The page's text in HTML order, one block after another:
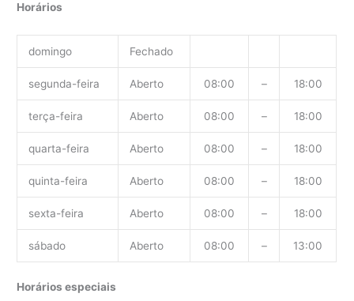
Horários
domingo Fechado
segunda-feira Aberto 08:00 – 18:00
terça-feira Aberto 08:00 – 18:00
quarta-feira Aberto 08:00 – 18:00
quinta-feira Aberto 08:00 – 18:00
sexta-feira Aberto 08:00 – 18:00
sábado Aberto 08:00 – 13:00
Horários especiais